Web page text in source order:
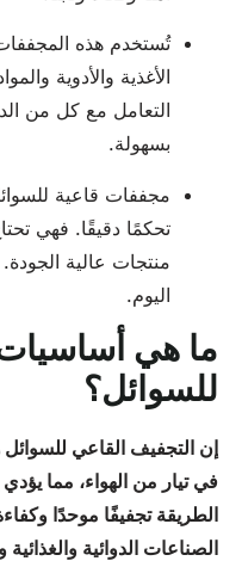
تُستخدم هذه
الأغذية والأدوية
التعامل مع كل من
بسهولة.
مجففات قاعية
تحكمًا دقيقًا. فهي
منتجات عالية الجودة.
اليوم.
ما هي
للسوائل؟
إن التجفيف القاعي
في تيار من الهواء، مما
الطريقة تجفيفًا موحدًا
الصناعات الدوائية والغذائية